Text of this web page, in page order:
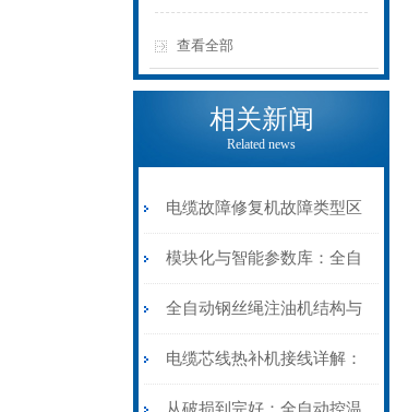
查看全部
相关新闻
Related news
电缆故障修复机故障类型区
分指南：从“绝缘电
阻”到“波形特征”的精准诊
断逻辑
模块化与智能参数库：全自
动电缆修复机的快速换型逻
辑
全自动钢丝绳注油机结构与
工作原理：揭秘高效润滑的
机械密码
电缆芯线热补机接线详解：
从入门到精通